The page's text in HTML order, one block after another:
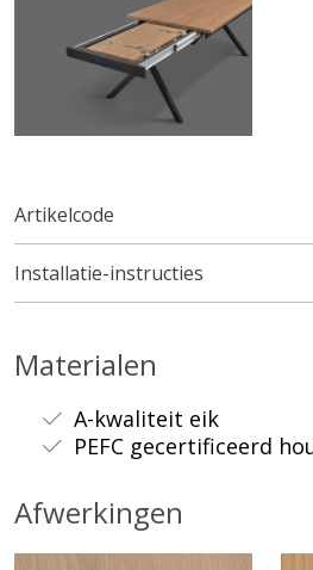
Artikelcode
Installatie-instructies
Materialen
A-kwaliteit eik
PEFC gecertificeerd
Afwerkingen